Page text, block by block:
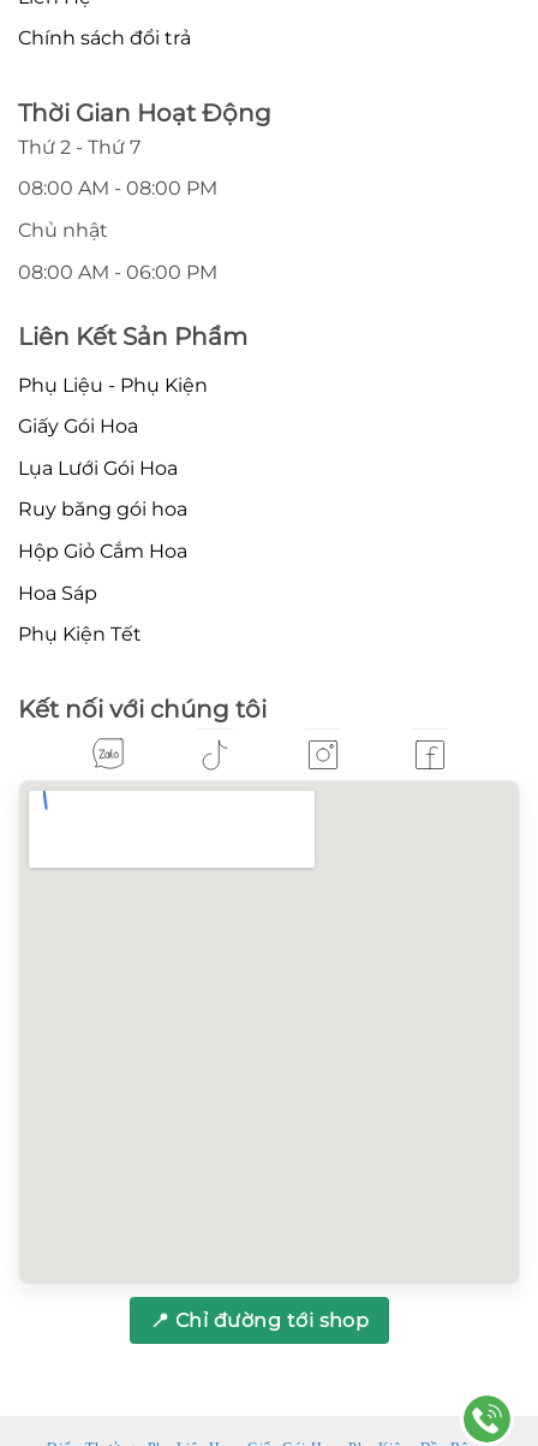
Chính sách đổi trả
Thời Gian Hoạt Động
Thứ 2 - Thứ 7
08:00 AM - 08:00 PM
Chủ nhật
08:00 AM - 06:00 PM
Liên Kết Sản Phẩm
Phụ Liệu - Phụ Kiện
Giấy Gói Hoa
Lụa Lưới Gói Hoa
Ruy băng gói hoa
Hộp Giỏ Cắm Hoa
Hoa Sáp
Phụ Kiện Tết
Kết nối với chúng tôi
📍 Chỉ đường tới shop